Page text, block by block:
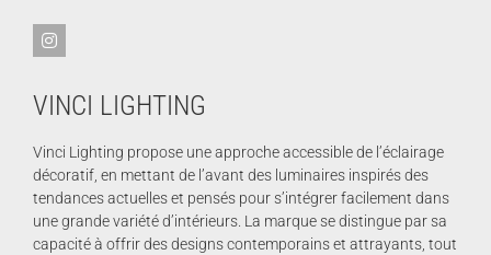
VINCI LIGHTING
Vinci Lighting propose une approche accessible de l’éclairage
décoratif, en mettant de l’avant des luminaires inspirés des
tendances actuelles et pensés pour s’intégrer facilement dans
une grande variété d’intérieurs. La marque se distingue par sa
capacité à offrir des designs contemporains et attrayants, tout